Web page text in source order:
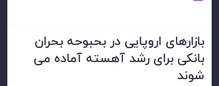
بازارهای اروپایی در بحبوحه بحران
بانکی برای رشد آهسته آماده می
شوند